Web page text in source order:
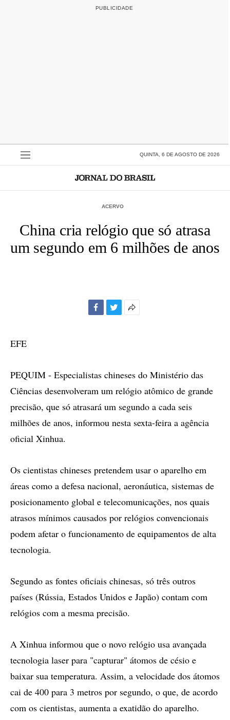
QUINTA, 6 DE AGOSTO DE 2026
ACERVO
China cria relógio que só atrasa
um segundo em 6 milhões de anos
EFE
PEQUIM - Especialistas chineses do Ministério das
Ciências desenvolveram um relógio atômico de grande
precisão, que só atrasará um segundo a cada seis
milhões de anos, informou nesta sexta-feira a agência
oficial Xinhua.
Os cientistas chineses pretendem usar o aparelho em
áreas como a defesa nacional, aeronáutica, sistemas de
posicionamento global e telecomunicações, nos quais
atrasos mínimos causados por relógios convencionais
podem afetar o funcionamento de equipamentos de alta
tecnologia.
Segundo as fontes oficiais chinesas, só três outros
países (Rússia, Estados Unidos e Japão) contam com
relógios com a mesma precisão.
A Xinhua informou que o novo relógio usa avançada
tecnologia laser para "capturar" átomos de césio e
baixar sua temperatura. Assim, a velocidade dos átomos
cai de 400 para 3 metros por segundo, o que, de acordo
com os cientistas, aumenta a exatidão do aparelho.